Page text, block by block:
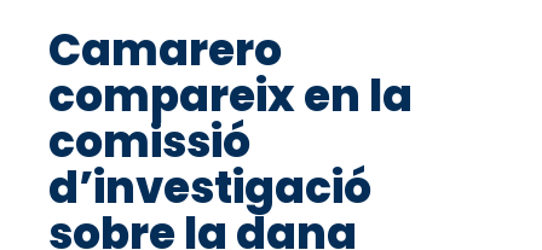
Camarero
compareix en la
comissió
d’investigació
sobre la dana